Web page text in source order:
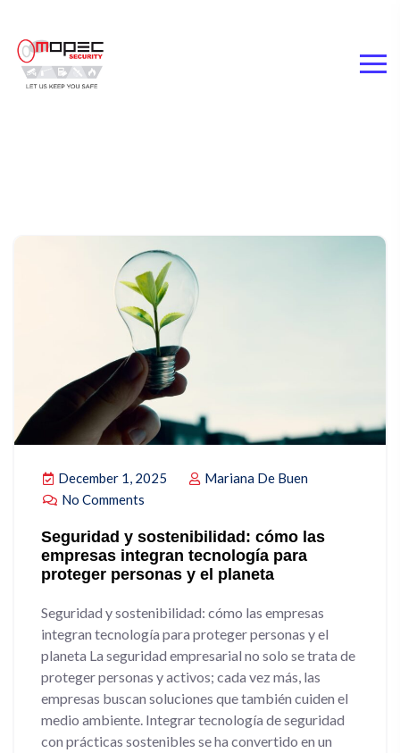
December 1, 2025
Mariana De Buen
No Comments
Seguridad y sostenibilidad: cómo las
empresas integran tecnología para
proteger personas y el planeta
Seguridad y sostenibilidad: cómo las empresas
integran tecnología para proteger personas y el
planeta La seguridad empresarial no solo se trata de
proteger personas y activos; cada vez más, las
empresas buscan soluciones que también cuiden el
medio ambiente. Integrar tecnología de seguridad
con prácticas sostenibles se ha convertido en un